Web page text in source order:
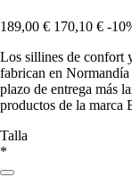
189,00 € 170,10 € -
Los sillines de confort
fabrican en
plazo de entrega más
productos de la marca
Talla
*